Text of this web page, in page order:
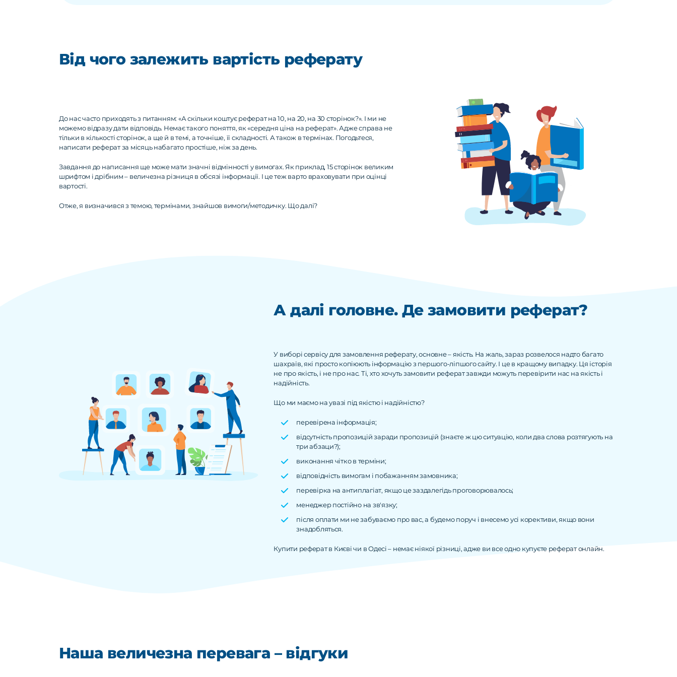
Від чого залежить вартість реферату
До нас часто приходять з питанням: «А скільки коштує реферат на 10, на 20, на 30 сторінок?». І ми не
можемо відразу дати відповідь. Немає такого поняття, як «середня ціна на реферат». Адже справа не
тільки в кількості сторінок, а ще й в темі, а точніше, її складності. А також в термінах. Погодьтеся,
написати реферат за місяць набагато простіше, ніж за день.
Завдання до написання ще може мати значні відмінності у вимогах. Як приклад, 15 сторінок великим
шрифтом і дрібним – величезна різниця в обсязі інформації. І це теж варто враховувати при оцінці
вартості.
Отже, я визначився з темою, термінами, знайшов вимоги/методичку. Що далі?
А далі головне. Де замовити реферат?
У виборі сервісу для замовлення реферату, основне – якість. На жаль, зараз розвелося надто багато
шахраїв, які просто копіюють інформацію з першого-ліпшого сайту. І це в кращому випадку. Ця історія
не про якість, і не про нас. Ті, хто хочуть замовити реферат завжди можуть перевірити нас на якість і
надійність.
Що ми маємо на увазі під якістю і надійністю?
перевірена інформація;
відсутність пропозицій заради пропозицій (знаєте ж цю ситуацію, коли два слова розтягують на
три абзаци?);
виконання чітко в терміни;
відповідність вимогам і побажанням замовника;
перевірка на антиплагіат, якщо це заздалегідь проговорювалось;
менеджер постійно на зв'язку;
після оплати ми не забуваємо про вас, а будемо поруч і внесемо усі корективи, якщо вони
знадобляться.
Купити реферат в Києві чи в Одесі – немає ніякої різниці, адже ви все одно купуєте реферат онлайн.
Наша величезна перевага – відгуки